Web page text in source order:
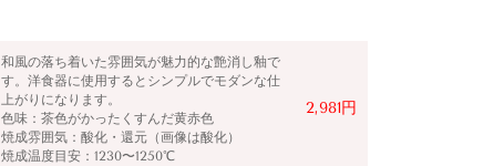
和風の落ち着いた雰囲気が魅力的な艶消し釉で
す。洋食器に使用するとシンプルでモダンな仕
上がりになります。
色味： 茶色がかったくすんだ黄赤色
焼成雰囲気：酸化・還元（画像は酸化）
焼成温度目安：1230〜1250℃
2,981円